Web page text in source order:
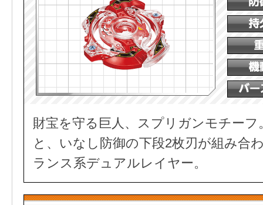
財宝を守る巨人、スプリガンモチーフ
と、いなし防御の下段2枚刃が組み合
ランス系デュアルレイヤー。